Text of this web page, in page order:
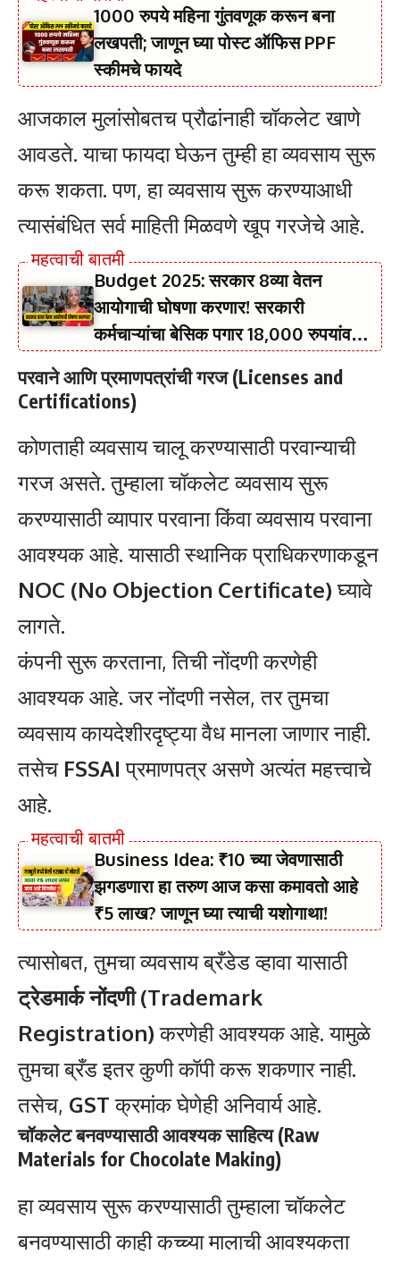
1000 रुपये महिना गुंतवणूक करून बना
लखपती; जाणून घ्या पोस्ट ऑफिस PPF
स्कीमचे फायदे
आजकाल मुलांसोबतच प्रौढांनाही चॉकलेट खाणे
आवडते. याचा फायदा घेऊन तुम्ही हा व्यवसाय सुरू
करू शकता. पण, हा व्यवसाय सुरू करण्याआधी
त्यासंबंधित सर्व माहिती मिळवणे खूप गरजेचे आहे.
Budget 2025: सरकार 8व्या वेतन
आयोगाची घोषणा करणार! सरकारी
कर्मचाऱ्यांचा बेसिक पगार 18,000 रुपयांवरून
परवाने आणि प्रमाणपत्रांची गरज (Licenses and
Certifications)
कोणताही व्यवसाय चालू करण्यासाठी परवान्याची
गरज असते. तुम्हाला चॉकलेट व्यवसाय सुरू
करण्यासाठी व्यापार परवाना किंवा व्यवसाय परवाना
आवश्यक आहे. यासाठी स्थानिक प्राधिकरणाकडून
NOC (No Objection Certificate)घ्यावे
लागते.
कंपनी सुरू करताना, तिची नोंदणी करणेही
आवश्यक आहे. जर नोंदणी नसेल, तर तुमचा
व्यवसाय कायदेशीरदृष्ट्या वैध मानला जाणार नाही.
तसेच FSSAI प्रमाणपत्र असणे अत्यंत महत्त्वाचे
आहे.
Business Idea: ₹10 च्या जेवणासाठी
झगडणारा हा तरुण आज कसा कमावतो आहे
₹5 लाख? जाणून घ्या त्याची यशोगाथा!
त्यासोबत, तुमचा व्यवसाय ब्रँडेड व्हावा यासाठी
ट्रेडमार्क नोंदणी (Trademark
Registration)करणेही आवश्यक आहे. यामुळे
तुमचा ब्रँड इतर कुणी कॉपी करू शकणार नाही.
तसेच, GSTक्रमांक घेणेही अनिवार्य आहे.
चॉकलेट बनवण्यासाठी आवश्यक साहित्य (Raw
Materials for Chocolate Making)
हा व्यवसाय सुरू करण्यासाठी तुम्हाला चॉकलेट
बनवण्यासाठी काही कच्च्या मालाची आवश्यकता